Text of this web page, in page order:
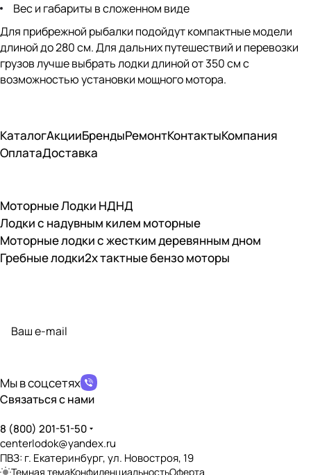
Вес и габариты в сложенном виде
Для прибрежной рыбалки подойдут компактные модели
длиной до 280 см. Для дальних путешествий и перевозки
грузов лучше выбрать лодки длиной от 350 см с
возможностью установки мощного мотора.
КаталогАкцииБрендыРемонтКонтактыКомпания
ОплатаДоставка
Моторные Лодки НДНД
Лодки с надувным килем моторные
Моторные лодки с жестким деревянным дном
Гребные лодки2х тактные бензо моторы
Мы в соцсетях
Связаться с нами
8 (800) 201-51-50
centerlodok@yandex.ru
ПВЗ: г. Екатеринбург, ул. Новостроя, 19
Темная темаКонфиденциальностьОферта